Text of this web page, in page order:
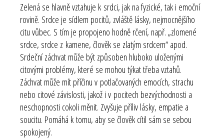
Zelená se hlavně vztahuje k srdci, jak na fyzické, tak i emoční
rovině. Srdce je sídlem pocitů, zvláště lásky, nejmocnějšího
citu vůbec. S tím je propojeno hodně rčení, např. „zlomené
srdce, srdce z kamene, člověk se zlatým srdcem“ apod.
Srdeční záchvat může být způsoben hluboko uloženými
citovými problémy, které se mohou týkat třeba vztahů.
Záchvat může mít příčinu v potlačovaných emocích, strachu
nebo citové závislosti, jakož i v pocitech bezvýchodnosti a
neschopnosti cokoli měnit. Zvyšuje příliv lásky, empatie a
soucitu. Pomáhá k tomu, aby se člověk cítil sám se sebou
spokojený.